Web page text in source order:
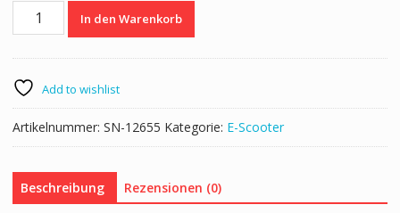
Scooter
km/h
schwarz
Menge
In den Warenkorb
Add to wishlist
Artikelnummer: SN-12655 Kategorie: E-Scooter
Beschreibung Rezensionen (0)